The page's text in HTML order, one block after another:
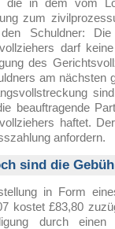
die in dem vom
zum
Schuldner:
darf
des
am nächsten
beauftragende
haftet.
anfordern.
sind die
in Form
kostet £83,80
durch